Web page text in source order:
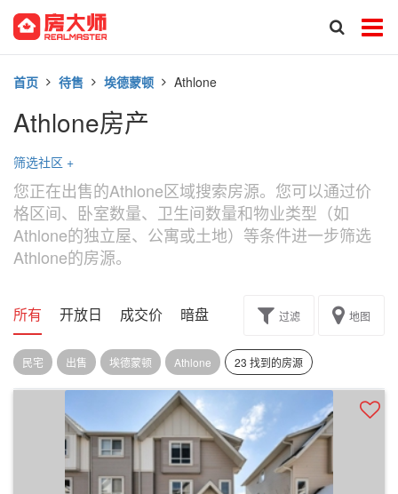
首页 待售 埃德蒙顿 Athlone
Athlone房产
筛选社区 +
您正在出售的Athlone区域搜索房源。您可以通过价
格区间、卧室数量、卫生间数量和物业类型（如
Athlone的独立屋、公寓或土地）等条件进一步筛选
Athlone的房源。
所有 开放日 成交价 暗盘 楼花转让过滤 地图
民宅 出售 埃德蒙顿 Athlone 23 找到的房源